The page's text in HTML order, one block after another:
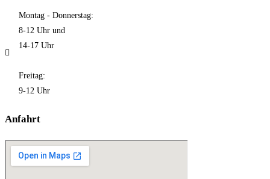
Montag - Donnerstag:
8-12 Uhr und
14-17 Uhr
Freitag:
9-12 Uhr
Anfahrt